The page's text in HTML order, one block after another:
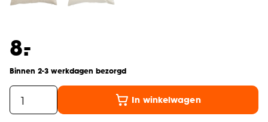
8.
-
Binnen 2-3 werkdagen bezorgd
In winkelwagen